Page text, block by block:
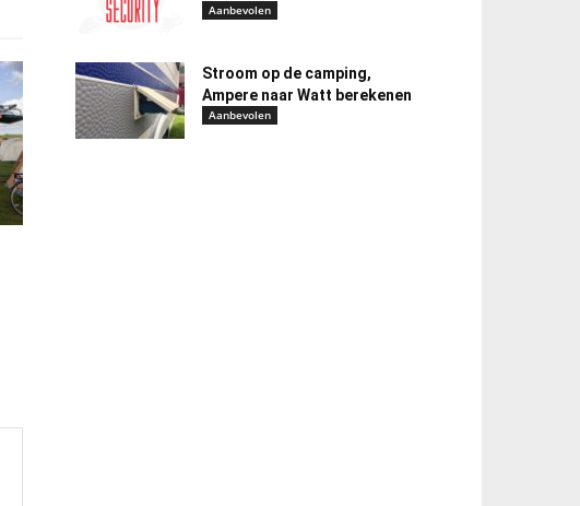
Aanbevolen
Stroom op de camping,
Ampere naar Watt berekenen
Aanbevolen